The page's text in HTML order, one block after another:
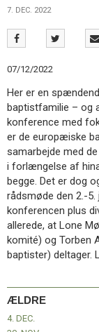
3.0:
Kalender
Inspiration
7.0:
Om
BaptistKirken
8.0:
Kontakt
9.0:
Forside
10.0:
Nyheder
11.0:
Kalender
12.0:
Inspiration
13.0:
14.0:
Mission
15.0:
Om
BaptistKirken
16.0:
Kontakt
Bøn
Sæby
7. DEC. 2022
07/12/2022
Her er en
baptistfamilie – og
konference med
er de europæiske
samarbejde med
i forlængelse af
begge. Det er dog
rådsmøde den 2.-5.
konferencen plus
allerede, at Lone
komité) og Torben
baptister) deltager.
ÆLDRE
4. DEC.